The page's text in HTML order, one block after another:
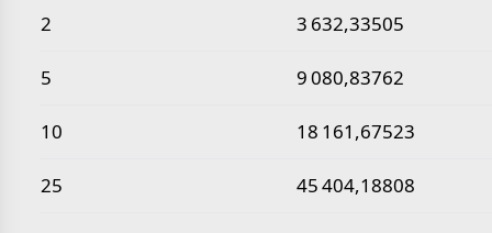
2 3 632,33505
5 9 080,83762
10 18 161,67523
25 45 404,18808